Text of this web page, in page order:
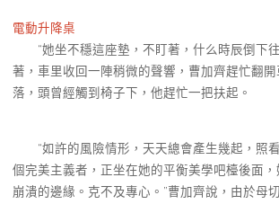
電動升降桌
“她坐不穩這座墊，不盯著，什么時辰倒下往
著，車里收回一陣稍微的聲響，曹加齊趕忙翻
落，頭曾經觸到椅子下，他趕忙一把扶起。
“如許的風險情形，天天總會產生幾起，照
個完美主義者，正坐在她的平衡美學吧檯後面
崩潰的邊緣。克不及專心。”曹加齊說，由於母